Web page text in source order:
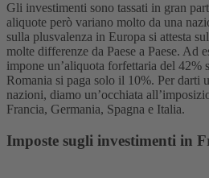
Gli investimenti sono tassati in gran
aliquote però variano molto da una
sulla plusvalenza in Europa si attesta
molte differenze da Paese a Paese. Ad
impone un’aliquota forfettaria del 42%
Romania si paga solo il 10%. Per darti
nazioni, diamo un’occhiata
Francia, Germania, Spagna e Italia.
Imposte sugli investimenti in